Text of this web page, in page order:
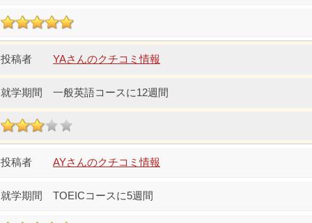
YAさんのクチコミ情報
一般英語コースに12週間
AYさんのクチコミ情報
TOEICコースに5週間